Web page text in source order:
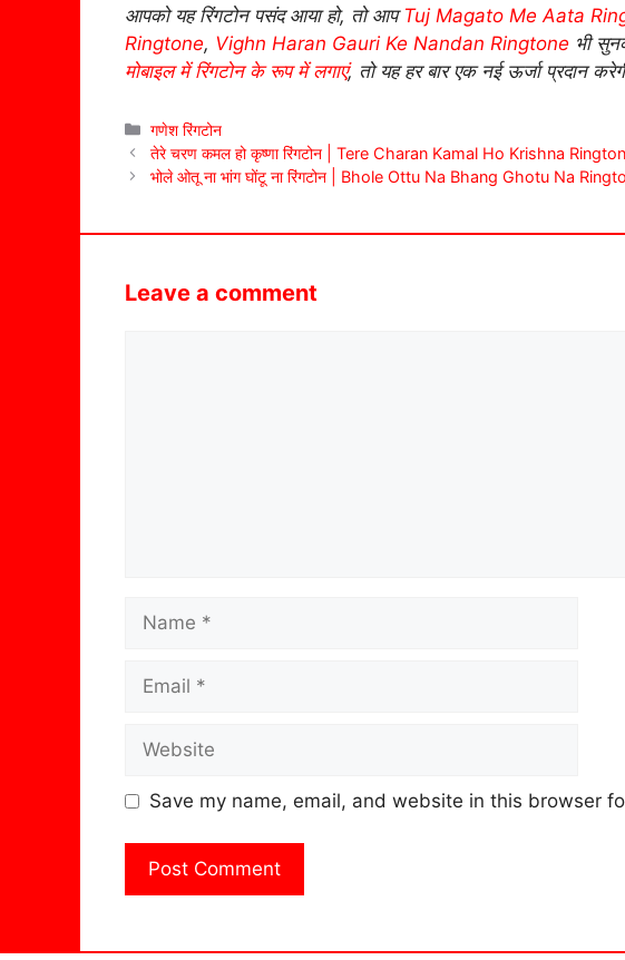
आपको यह रिंगटोन पसंद आया हो, तो आप Tuj Magato Me Aata
Ringtone, Vighn Haran Gauri Ke Nandan Ringtone भी
मोबाइल में रिंगटोन के रूप में लगाएं, तो यह हर बार एक नई ऊर्जा प्रदान
Categories
गणेश रिंगटोन
तेरे चरण कमल हो कृष्णा रिंगटोन | Tere Charan Kamal Ho Krishna
भोले ओतू ना भांग घोंटू ना रिंगटोन | Bhole Ottu Na Bhang Ghotu Na
Leave a comment
Save my name, email, and website in this browser